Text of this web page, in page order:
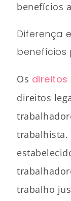
benefícios
Diferença
benefícios
Os
direitos
trabalhista.
trabalho